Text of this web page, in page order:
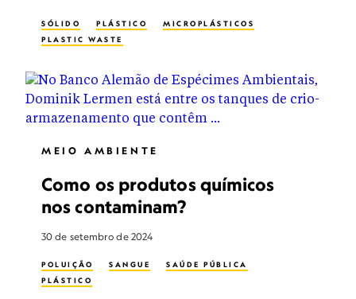
SÓLIDO PLÁSTICO
MICROPLÁSTICOS
PLASTIC WASTE
MEIO AMBIENTE
Como os produtos químicos
nos contaminam?
30 de setembro de 2024
POLUIÇÃO SANGUE
SAÚDE PÚBLICA
PLÁSTICO